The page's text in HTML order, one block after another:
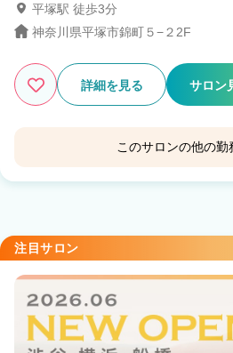
平塚駅 徒歩3分
神奈川県平塚市錦町５−２2F
詳細を見る サロン
このサロンの他の勤
Familia by little 平塚【ファミリ
注目サロン